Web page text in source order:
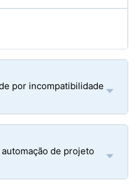
por incompatibilidade
de projeto